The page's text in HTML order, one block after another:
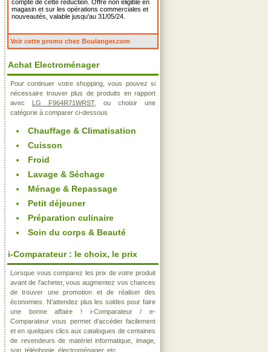
compte de cette réduction. Offre non éligible en
magasin et sur les opérations commerciales et
nouveautés, valable jusqu'au 31/05/24.
Voir cette promo chez Boulanger.com
Achat Electroménager
Pour continuer votre shopping, vous pouvez si
nécessaire trouver plus de produits en rapport
avec LG F964R71WRST, ou choisir une
catégorie à comparer ci-dessous
Chauffage & Climatisation
Cuisson
Froid
Lavage & Séchage
Ménage & Repassage
Petit déjeuner
Préparation culinaire
Soin du corps & Beauté
i-Comparateur : le choix, le prix
Lorsque vous comparez les prix de votre produit
avant de l'acheter, vous augmentez vos chances
de trouver une promotion et de réaliser des
économies. N'attendez plus les soldes pour faire
une bonne affaire ! i-Comparateur / e-
Comparateur vous permet d'accéder facilement
et en quelques clics aux catalogues de centaines
de revendeurs de matériel informatique, image,
son, téléphonie, électroménager, etc..